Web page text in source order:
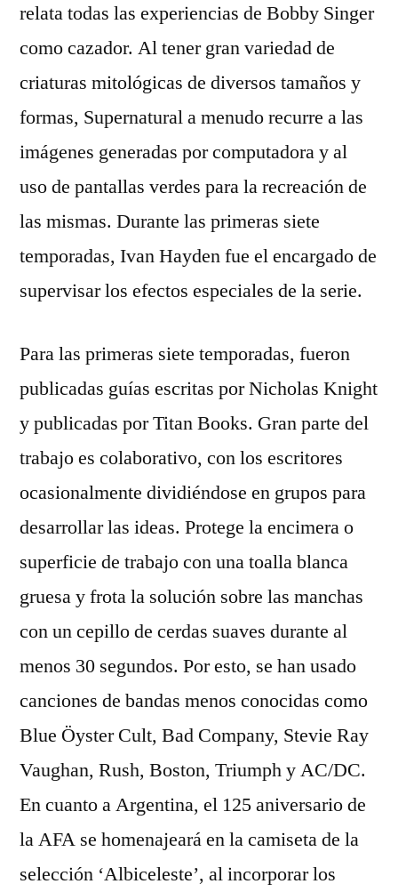
relata todas las experiencias de Bobby Singer
como cazador. Al tener gran variedad de
criaturas mitológicas de diversos tamaños y
formas, Supernatural a menudo recurre a las
imágenes generadas por computadora y al
uso de pantallas verdes para la recreación de
las mismas. Durante las primeras siete
temporadas, Ivan Hayden fue el encargado de
supervisar los efectos especiales de la serie.
Para las primeras siete temporadas, fueron
publicadas guías escritas por Nicholas Knight
y publicadas por Titan Books. Gran parte del
trabajo es colaborativo, con los escritores
ocasionalmente dividiéndose en grupos para
desarrollar las ideas. Protege la encimera o
superficie de trabajo con una toalla blanca
gruesa y frota la solución sobre las manchas
con un cepillo de cerdas suaves durante al
menos 30 segundos. Por esto, se han usado
canciones de bandas menos conocidas como
Blue Öyster Cult, Bad Company, Stevie Ray
Vaughan, Rush, Boston, Triumph y AC/DC.
En cuanto a Argentina, el 125 aniversario de
la AFA se homenajeará en la camiseta de la
selección ‘Albiceleste’, al incorporar los